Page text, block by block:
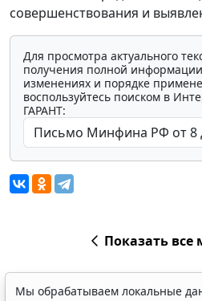
совершенствования и
Для просмотра актуального
получения полной
изменениях и порядке
воспользуйтесь поиском в
ГАРАНТ:
Показать
Мы обрабатываем локальные